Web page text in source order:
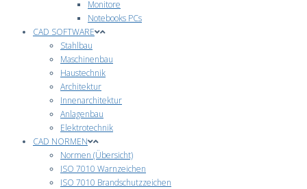
Monitore
Notebooks PCs
CAD SOFTWARE
Stahlbau
Maschinenbau
Haustechnik
Architektur
Innenarchitektur
Anlagenbau
Elektrotechnik
CAD NORMEN
Normen (Übersicht)
ISO 7010 Warnzeichen
ISO 7010 Brandschutzzeichen